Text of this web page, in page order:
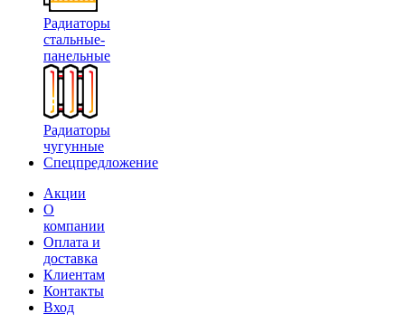
Радиаторы
стальные-
панельные
Радиаторы
чугунные
Спецпредложение
Акции
О
компании
Оплата и
доставка
Клиентам
Контакты
Вход